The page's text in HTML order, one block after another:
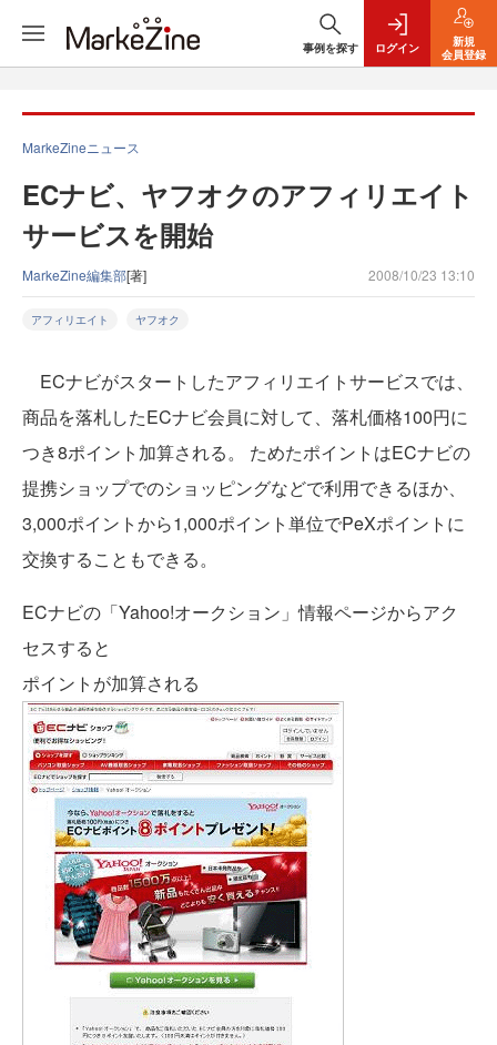
事例を探す ログイン
新規
会員登録
MarkeZineニュース
ECナビ、ヤフオクのアフィリエイト
サービスを開始
MarkeZine編集部[著] 2008/10/23 13:10
アフィリエイト ヤフオク
ECナビがスタートしたアフィリエイトサービスでは、
商品を落札したECナビ会員に対して、落札価格100円に
つき8ポイント加算される。 ためたポイントはECナビの
提携ショップでのショッピングなどで利用できるほか、
3,000ポイントから1,000ポイント単位でPeXポイントに
交換することもできる。
ECナビの「Yahoo!オークション」情報ページからアク
セスすると
ポイントが加算される